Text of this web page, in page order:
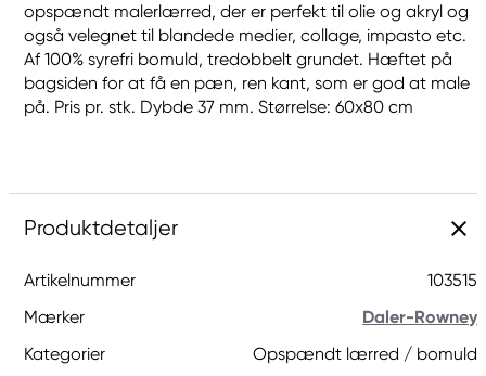
opspændt malerlærred, der er perfekt til olie og akryl og
også velegnet til blandede medier, collage, impasto etc.
Af 100% syrefri bomuld, tredobbelt grundet. Hæftet på
bagsiden for at få en pæn, ren kant, som er god at male
på. Pris pr. stk. Dybde 37 mm. Størrelse: 60x80 cm
Produktdetaljer
Artikelnummer
103515
Mærker
Daler-Rowney
Kategorier
Opspændt lærred / bomuld